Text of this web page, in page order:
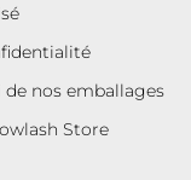
nos emballages
Store